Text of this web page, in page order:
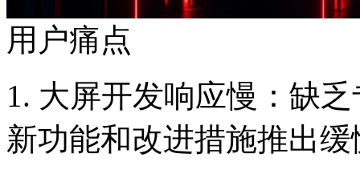
用户痛点
1. 大屏开发响应慢：缺
新功能和改进措施推出缓